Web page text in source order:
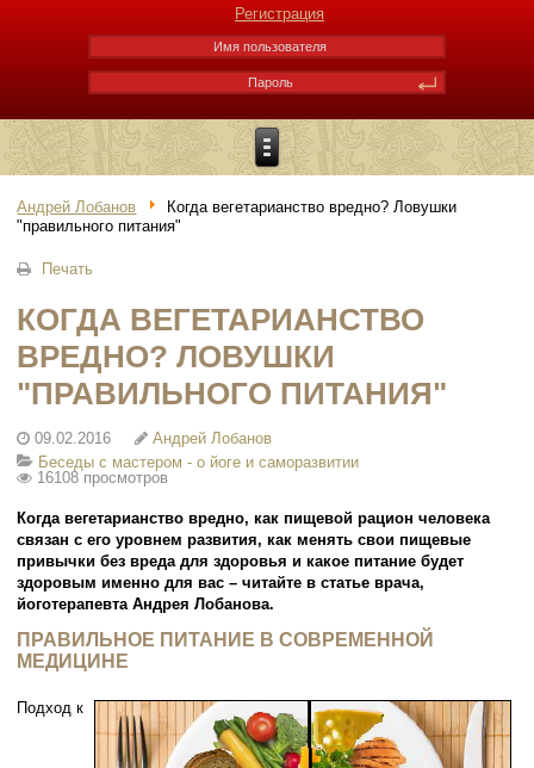
Регистрация
Андрей Лобанов
Когда вегетарианство вредно? Ловушки
"правильного питания"
Печать
КОГДА ВЕГЕТАРИАНСТВО
ВРЕДНО? ЛОВУШКИ
"ПРАВИЛЬНОГО ПИТАНИЯ"
09.02.2016
Андрей Лобанов
Беседы с мастером - о йоге и саморазвитии
16108 просмотров
Когда вегетарианство вредно, как пищевой рацион человека
связан с его уровнем развития, как менять свои пищевые
привычки без вреда для здоровья и какое питание будет
здоровым именно для вас – читайте в статье врача,
йоготерапевта Андрея Лобанова.
ПРАВИЛЬНОЕ ПИТАНИЕ В СОВРЕМЕННОЙ
МЕДИЦИНЕ
Подход к